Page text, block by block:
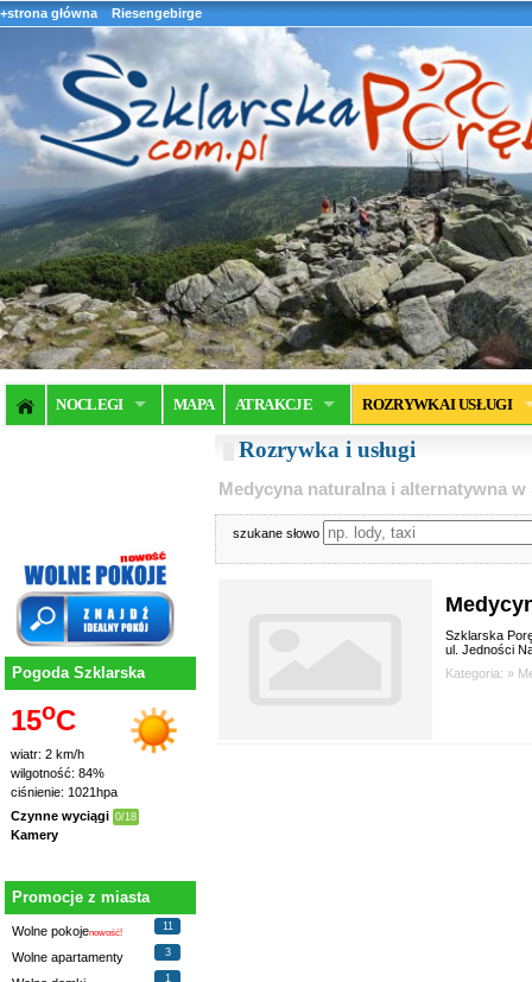
+strona główna Riesengebirge
NOCLEGI MAPA ATRAKCJE ROZRYWKA I USŁUGI
Pogoda Szklarska
15oC
wiatr: 2 km/h
wilgotność: 84%
ciśnienie: 1021hpa
Czynne wyciągi 0/18
Kamery
Promocje z miasta
Wolne pokojenowość!
11
Wolne apartamenty 3
1
Rozrywka i usługi
Medycyna naturalna i alternatywna
szukane słowo
Szklarska
ul. Jedności
Kategoria: »